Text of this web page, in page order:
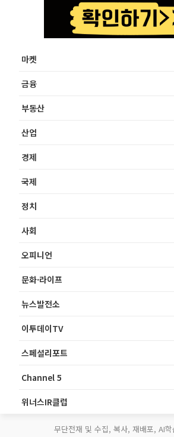
마켓
금융
부동산
산업
경제
국제
정치
사회
오피니언
문화·라이프
뉴스발전소
이투데이TV
스페셜리포트
Channel 5
위너스IR클럽
무단전재 및 수집, 복사, 재배포, AI학